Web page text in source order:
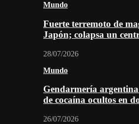
Mundo
Fuerte terremoto de
Japón; colapsa un
28/07/2026
Mundo
Gendarmería
de cocaína ocultos en
26/07/2026